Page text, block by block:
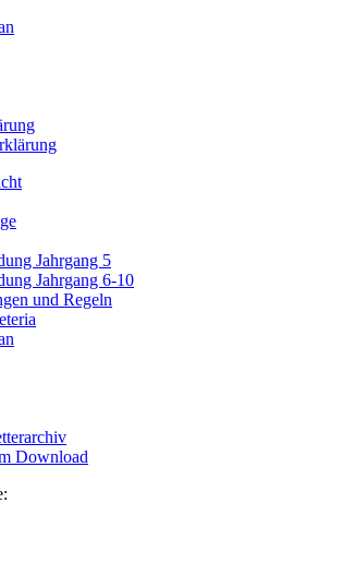
Jahrgang 5
Jahrgang 6-10
und Regeln
Download